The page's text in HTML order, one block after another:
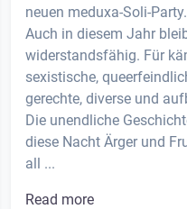
neuen meduxa-Soli-Party.
Auch in diesem Jahr
widerstandsfähig. Für
sexistische,
gerechte, diverse und
Die unendliche
diese Nacht Ärger und
all ...
Read more